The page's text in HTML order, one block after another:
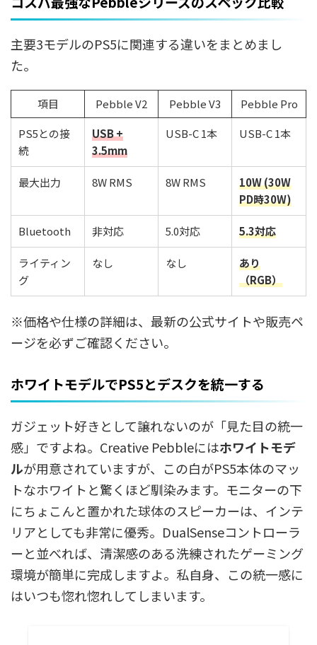
主要3モデルのPS5に関連する違いをまとめまし
た。
項目 Pebble V2 Pebble V3
Pebble Pro
PS5との接
続
USB +
3.5mm
USB-C 1本 USB-C 1本
最大出力 8W RMS 8W RMS
10W (30W
PD時30W)
Bluetooth 非対応 5.0対応 5.3対応
ライティン
グ
なし なし
あり
（RGB）
※価格や仕様の詳細は、最新の公式サイトや販売ペ
ージを必ずご確認ください。
ホワイトモデルでPS5とデスクを統一する
ガジェット好きとして譲れないのが「見た目の統一
感」ですよね。Creative Pebbleにはホワイトモデ
ルが用意されていますが、この白がPS5本体のマッ
トなホワイトと驚くほど馴染みます。モニターの下
にちょこんと置かれた球体のスピーカーは、インテ
リアとしても非常に優秀。DualSenseコントローラ
ーと並べれば、清潔感のある洗練されたゲーミング
環境が簡単に完成しますよ。私自身、この統一感に
はいつも惚れ惚れしてしまいます。